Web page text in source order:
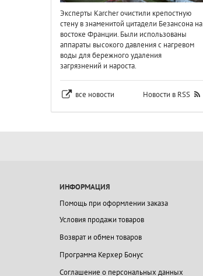
Эксперты Karcher очистили крепостную
стену в знаменитой цитадели Безансона на
востоке Франции. Были использованы
аппараты высокого давления с нагревом
воды для бережного удаления
загрязнений и нароста.
все новости Новости в RSS
ИНФОРМАЦИЯ
Помощь при оформлении заказа
Условия продажи товаров
Возврат и обмен товаров
Программа Керхер Бонус
Соглашение о персональных данных